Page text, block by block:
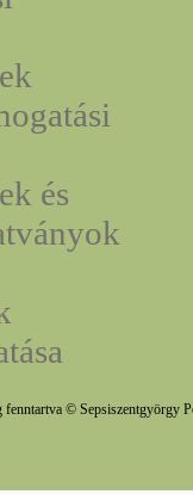
és
fenntartva © Sepsiszentgyörgy